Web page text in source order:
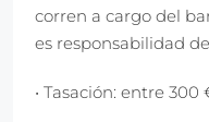
corren a cargo del
es responsabilidad
• Tasación: entre 300